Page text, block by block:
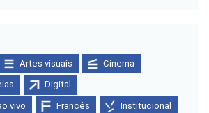
Artes visuais Cinema
Digital
vivo Francês Institucional